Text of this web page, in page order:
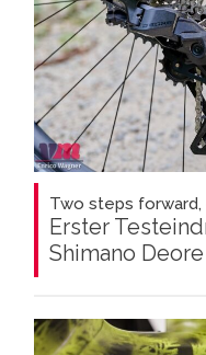
Two steps
Erster
Shimano Deore